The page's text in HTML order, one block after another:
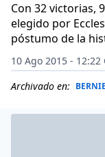
Con 32 victorias,
elegido por
póstumo de la
10 Ago 2015 - 12:22
Archivado en: